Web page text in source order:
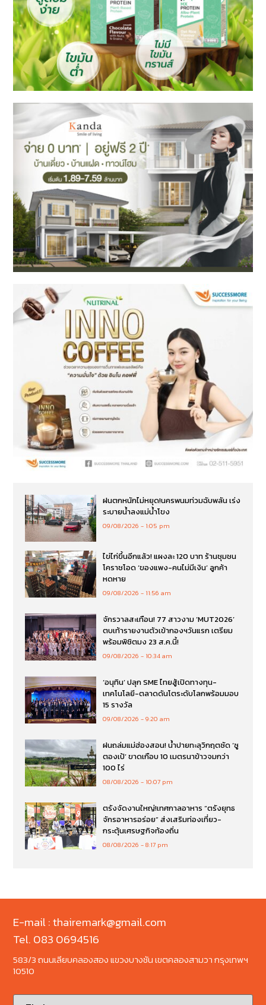
ฝนตกหนักไม่หยุด!นครพนมท่วมฉับพลัน เร่ง
ระบายน้ำลงแม่น้ำโขง
09/08/2026 1:05 pm
ไข่ไก่ขึ้นอีกแล้ว! แผงละ 120 บาท ร้านชุมชน
โคราชโอด ‘ของแพง-คนไม่มีเงิน’ ลูกค้า
หดหาย
09/08/2026 11:56 am
จักรวาลสะเทือน! 77 สาวงาม ‘MUT2026’
ตบเท้ารายงานตัวเข้ากองฯวันแรก เตรียม
พร้อมพิชิตมง 23 ส.ค.นี้!
09/08/2026 10:34 am
‘อนุทิน’ ปลุก SME ไทยสู้เปิดทางทุน-
เทคโนโลยี-ตลาดดันโตระดับโลกพร้อมมอบ
15 รางวัล
09/08/2026 9:20 am
ฝนถล่มแม่ฮ่องสอน! น้ำปายทะลุวิกฤตซัด ‘ซู
ตองเป้’ ขาดเกือบ 10 เมตรนาข้าวจมกว่า
100 ไร่
08/08/2026 10:07 pm
ตรังจัดงานใหญ่!เทศกาลอาหาร “ตรังยุทธ
จักรอาหารอร่อย” ส่งเสริมท่องเที่ยว-
กระตุ้นเศรษฐกิจท้องถิ่น
08/08/2026 8:17 pm
E-mail : thairemark@gmail.com
Tel. 083 0694516
583/3 ถนนเลียบคลองสอง แขวงบางชัน เขตคลองสามวา กรุงเทพฯ
10510